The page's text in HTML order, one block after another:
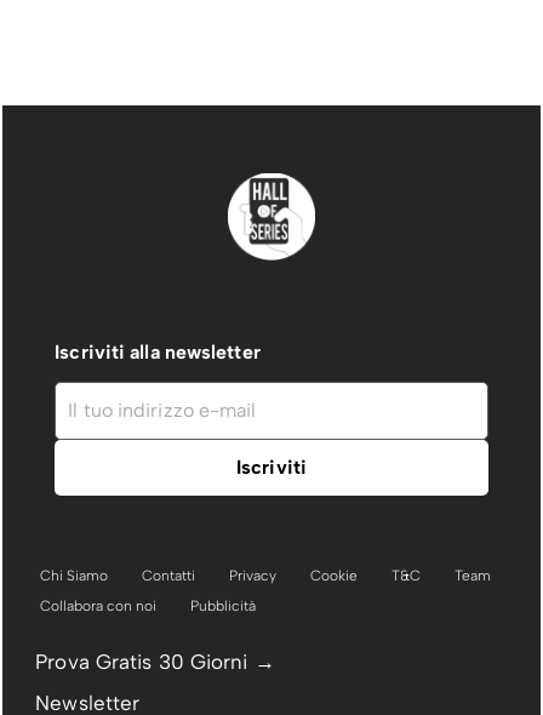
Iscriviti alla newsletter
Chi Siamo Contatti Privacy Cookie T&C
Team
Collabora con noi
Pubblicità
Prova Gratis 30 Giorni →
Newsletter